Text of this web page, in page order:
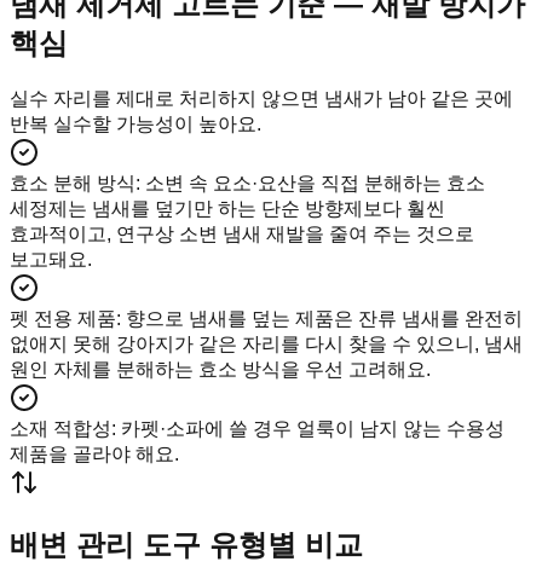
핵심
실수 자리를 제대로 처리하지 않으면 냄새가 남아 같은 곳에
반복 실수할 가능성이 높아요.
효소 분해 방식: 소변 속 요소·요산을 직접 분해하는 효소
세정제는 냄새를 덮기만 하는 단순 방향제보다 훨씬
효과적이고, 연구상 소변 냄새 재발을 줄여 주는 것으로
보고돼요.
펫 전용 제품: 향으로 냄새를 덮는 제품은 잔류 냄새를 완전히
없애지 못해 강아지가 같은 자리를 다시 찾을 수 있으니, 냄새
원인 자체를 분해하는 효소 방식을 우선 고려해요.
소재 적합성: 카펫·소파에 쓸 경우 얼룩이 남지 않는 수용성
제품을 골라야 해요.
배변 관리 도구 유형별 비교